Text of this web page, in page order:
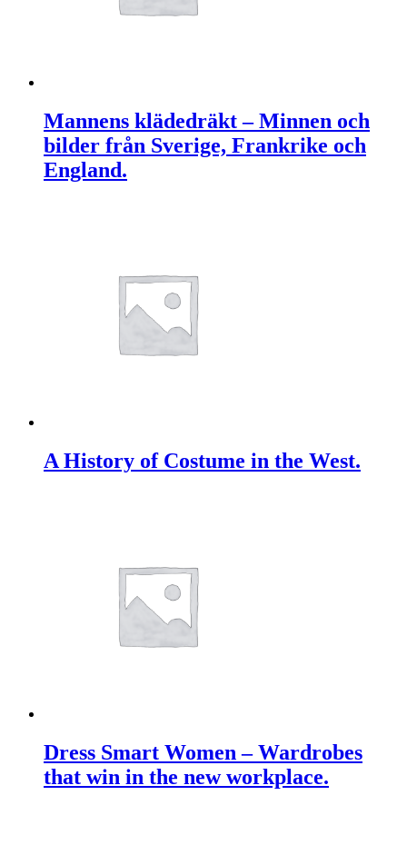
Mannens klädedräkt – Minnen och
bilder från Sverige, Frankrike och
England.
A History of Costume in the West.
Dress Smart Women – Wardrobes
that win in the new workplace.